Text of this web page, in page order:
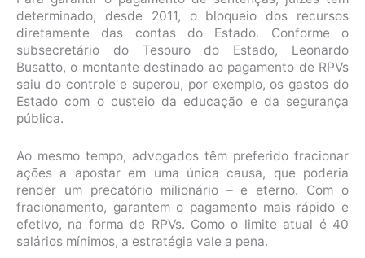
determinado, desde 2011, o bloqueio dos recursos
diretamente das contas do Estado. Conforme o
subsecretário do Tesouro do Estado, Leonardo
Busatto, o montante destinado ao pagamento de RPVs
saiu do controle e superou, por exemplo, os gastos do
Estado com o custeio da educação e da segurança
pública.
Ao mesmo tempo, advogados têm preferido fracionar
ações a apostar em uma única causa, que poderia
render um precatório milionário – e eterno. Com o
fracionamento, garantem o pagamento mais rápido e
efetivo, na forma de RPVs. Como o limite atual é 40
salários mínimos, a estratégia vale a pena.